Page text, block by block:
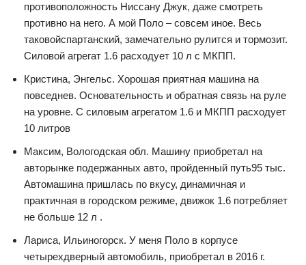
противоположность Ниссану Джук, даже смотреть
противно на него. А мой Поло – совсем иное. Весь
таковойспартанский, замечательно рулится и тормозит.
Силовой агрегат 1.6 расходует 10 л с МКПП.
Кристина, Энгельс. Хорошая приятная машина на
повседнев. Основательность и обратная связь на руле
на уровне. С силовым агрегатом 1.6 и МКПП расходует
10 литров
Максим, Вологодская обл. Машину приобретал на
авторынке подержанных авто, пройденный путь95 тыс.
Автомашина пришлась по вкусу, динамичная и
практичная в городском режиме, движок 1.6 потребляет
не больше 12 л .
Лариса, Ильиногорск. У меня Поло в корпусе
четырехдверный автомобиль, приобретал в 2016 г.